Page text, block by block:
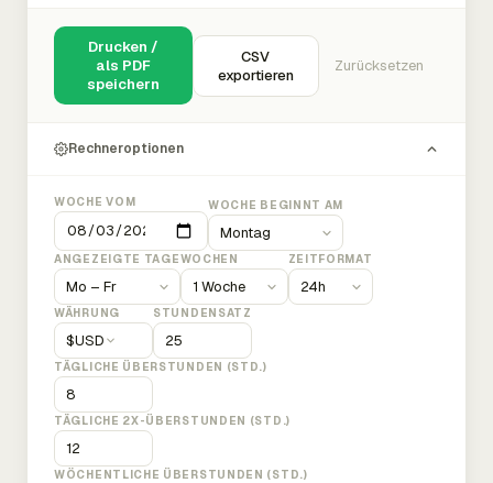
Drucken /
als PDF
speichern
CSV
exportieren
Zurücksetzen
Rechneroptionen
WOCHE VOM WOCHE BEGINNT AM
ANGEZEIGTE TAGEWOCHEN ZEITFORMAT
WÄHRUNG
$USD
STUNDENSATZ
TÄGLICHE ÜBERSTUNDEN (STD.)
TÄGLICHE 2X-ÜBERSTUNDEN (STD.)
WÖCHENTLICHE ÜBERSTUNDEN (STD.)